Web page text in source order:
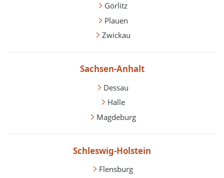
Görlitz
Plauen
Zwickau
Sachsen-Anhalt
Dessau
Halle
Magdeburg
Schleswig-Holstein
Flensburg